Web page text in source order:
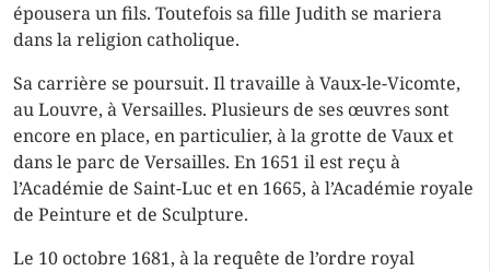
épousera un fils. Toutefois sa fille Judith se mariera
dans la religion catholique.
Sa carrière se poursuit. Il travaille à Vaux-le-Vicomte,
au Louvre, à Versailles. Plusieurs de ses œuvres sont
encore en place, en particulier, à la grotte de Vaux et
dans le parc de Versailles. En 1651 il est reçu à
l’Académie de Saint-Luc et en 1665, à l’Académie royale
de Peinture et de Sculpture.
Le 10 octobre 1681, à la requête de l’ordre royal